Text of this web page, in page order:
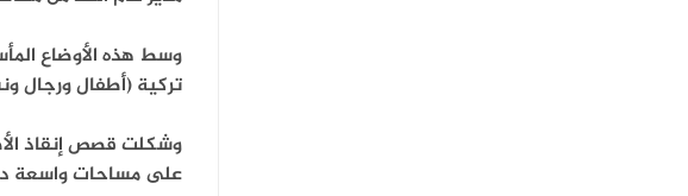
تركية (أطفال ورجال
وشكلت قصص إنقاذ
على مساحات واسعة